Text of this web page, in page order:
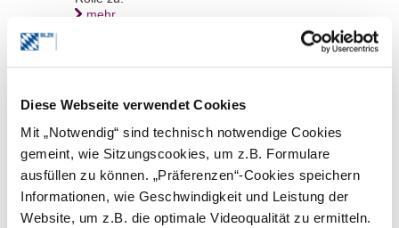
Diese Webseite verwendet Cookies
Mit „Notwendig“ sind technisch notwendige Cookies
gemeint, wie Sitzungscookies, um z.B. Formulare
ausfüllen zu können. „Präferenzen“-Cookies speichern
Informationen, wie Geschwindigkeit und Leistung der
Website, um z.B. die optimale Videoqualität zu ermitteln.
mehr
Anmeldung ab sofort möglich
66. Bayerischer Zahnärztetag
Ende Oktober in München
Der 66. Bayerische Zahnärztetag vom 23.
bis 25. Oktober 2025 steht unter dem
Leitmotiv „Fortschritte der Zahnheilkunde in
Bayern“. Beim Programm setzen die